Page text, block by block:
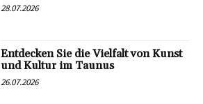
28.07.2026
Entdecken Sie die Vielfalt von Kunst
und Kultur im Taunus
26.07.2026